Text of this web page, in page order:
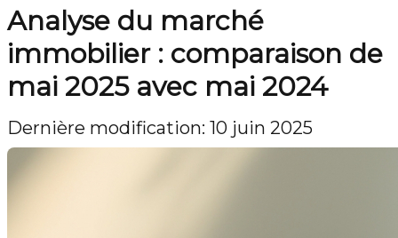
Analyse du marché
immobilier : comparaison de
mai 2025 avec mai 2024
Dernière modification: 10 juin 2025